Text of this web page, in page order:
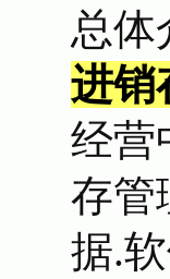
总体
进销
经营
存管
据.